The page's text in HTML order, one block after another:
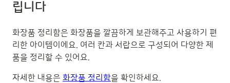
립니다
화장품 정리함은 화장품을 깔끔하게 보관해주고 사용하기 편
리한 아이템이에요. 여러 칸과 서랍으로 구성되어 다양한 제
품을 정리할 수 있어요.
자세한 내용은 화장품 정리함을 확인하세요.